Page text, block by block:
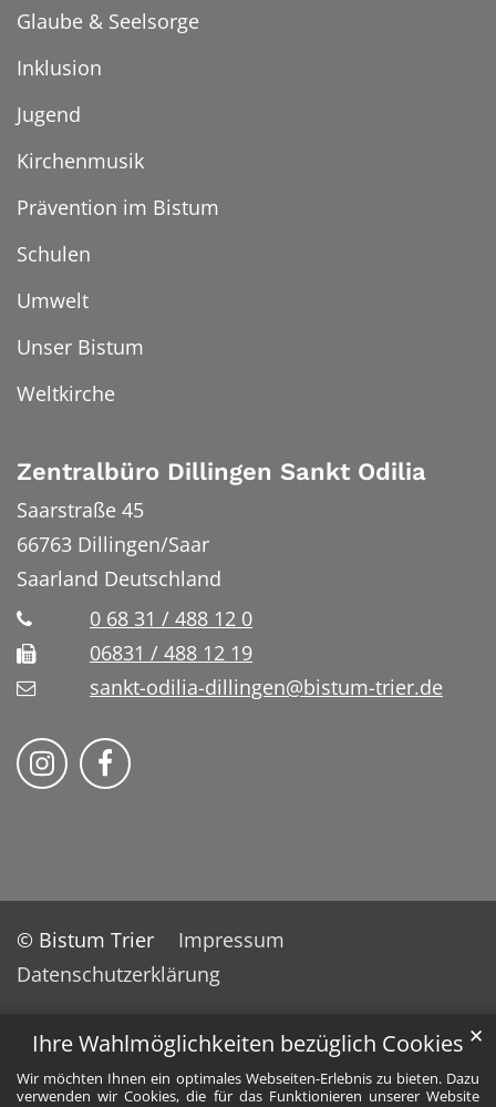
Ihre Wahlmöglichkeiten bezüglich Cookies
Wir möchten Ihnen ein optimales Webseiten-Erlebnis zu bieten. Dazu
verwenden wir Cookies, die für das Funktionieren unserer Website
✕
Glaube & Seelsorge
Inklusion
Jugend
Kirchenmusik
Prävention im Bistum
Schulen
Umwelt
Unser Bistum
Weltkirche
Zentralbüro Dillingen Sankt Odilia
Saarstraße 45
66763 Dillingen/Saar
Saarland Deutschland
0 68 31 / 488 12 0
06831 / 488 12 19
sankt-odilia-dillingen@bistum-trier.de
Bistum Trier auf Instragram
Bistum Trier auf Facebook
© Bistum Trier
Impressum
Datenschutzerklärung